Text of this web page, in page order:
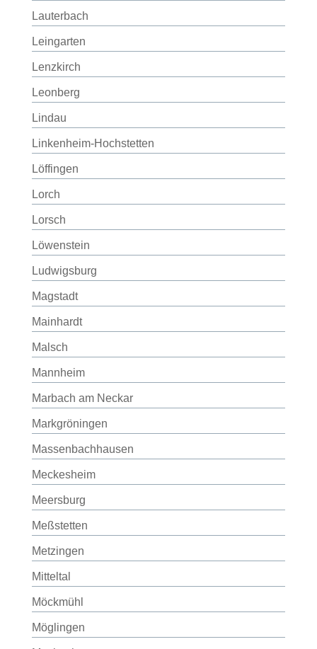
Lauterbach
Leingarten
Lenzkirch
Leonberg
Lindau
Linkenheim-Hochstetten
Löffingen
Lorch
Lorsch
Löwenstein
Ludwigsburg
Magstadt
Mainhardt
Malsch
Mannheim
Marbach am Neckar
Markgröningen
Massenbachhausen
Meckesheim
Meersburg
Meßstetten
Metzingen
Mitteltal
Möckmühl
Möglingen